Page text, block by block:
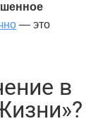
— это
в